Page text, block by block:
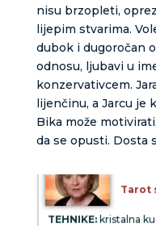
nisu brzopleti,
lijepim stvarima.
dubok i dugoročan
odnosu, ljubavi u
konzervativcem.
lijenčinu, a Jarcu je
Bika može
da se opusti. Dosta
Tarot
TEHNIKE: tarot, tarot
Broj
Tarot
TEHNIKE: kristalna